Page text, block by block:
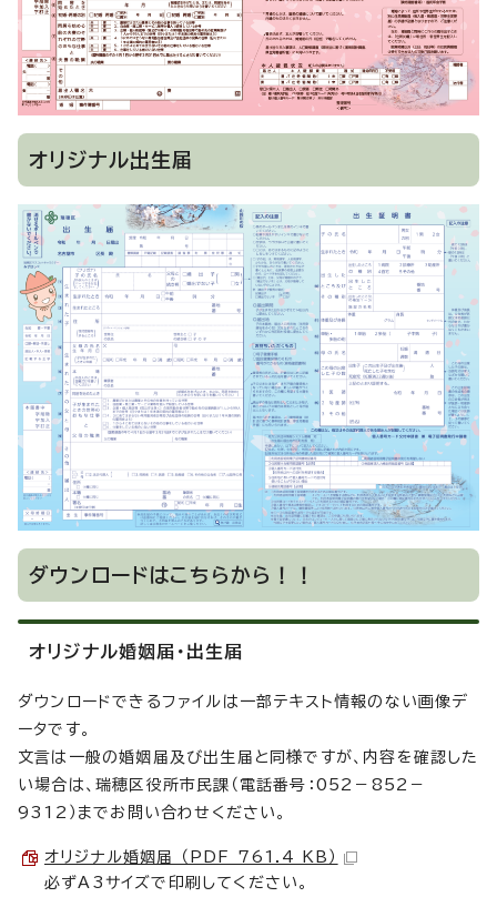
オリジナル出生届
ダウンロードはこちらから！！
オリジナル婚姻届・出生届
ダウンロードできるファイルは一部テキスト情報のない画像デ
ータです。
文言は一般の婚姻届及び出生届と同様ですが、内容を確認した
い場合は、瑞穂区役所市民課（電話番号：052－852－
9312）までお問い合わせください。
オリジナル婚姻届 （PDF 761.4 KB）
必ずA3サイズで印刷してください。